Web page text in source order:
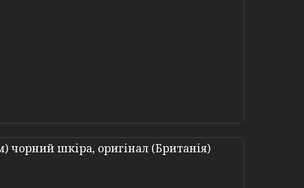
чорний шкіра, оригінал (Британія)